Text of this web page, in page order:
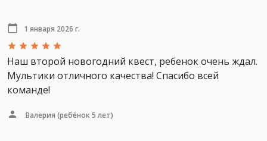
1 января 2026 г.
Наш второй новогодний квест, ребенок очень ждал.
Мультики отличного качества! Спасибо всей
команде!
Валерия (ребёнок 5 лет)